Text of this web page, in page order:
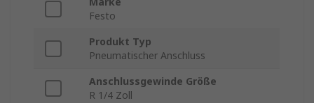
Festo
Produkt Typ
Pneumatischer Anschluss
Anschlussgewinde Größe
R 1/4 Zoll